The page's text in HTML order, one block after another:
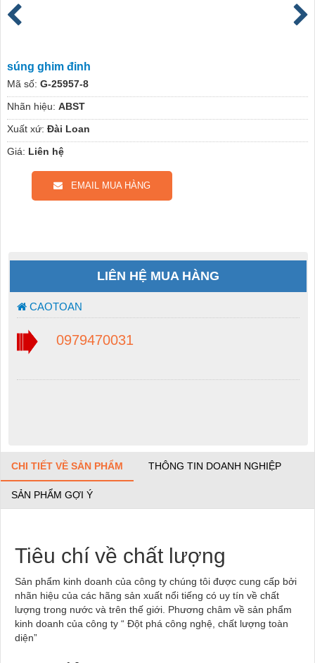
súng ghim đinh
Mã số: G-25957-8
Nhãn hiệu: ABST
Xuất xứ: Đài Loan
Giá: Liên hệ
EMAIL MUA HÀNG
LIÊN HỆ MUA HÀNG
CAOTOAN
0979470031
CHI TIẾT VỀ SẢN PHẨM THÔNG TIN DOANH NGHIỆP
SẢN PHẨM GỢI Ý
Tiêu chí về chất lượng
Sản phẩm kinh doanh của công ty chúng tôi được cung cấp bởi
nhãn hiệu của các hãng sản xuất nổi tiếng có uy tín về chất
lượng trong nước và trên thế giới. Phương châm về sản phẩm
kinh doanh của công ty “ Đột phá công nghệ, chất lượng toàn
diện”